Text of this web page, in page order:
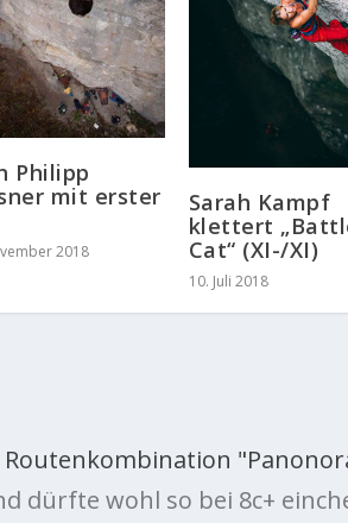
Philipp
mit erster
2018
Sarah Kampf
klettert
Cat“ (XI-/XI)
10. Juli 2018
dürfte wohl so bei 8c+